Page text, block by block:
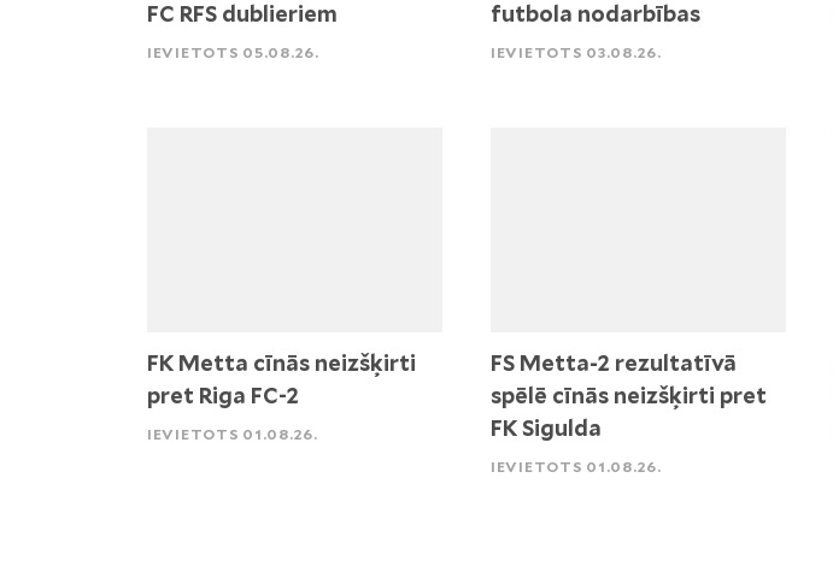
FC RFS dublieriem
IEVIETOTS 05.08.26.
futbola nodarbības
IEVIETOTS 03.08.26.
FK Metta cīnās neizšķirti
pret Riga FC-2
IEVIETOTS 01.08.26.
FS Metta-2 rezultatīvā
spēlē cīnās neizšķirti pret
FK Sigulda
IEVIETOTS 01.08.26.